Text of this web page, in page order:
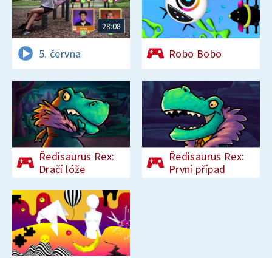
28:08
5. června Robo Bobo
Ředisaurus Rex:
Dračí lóže
Ředisaurus Rex:
První případ